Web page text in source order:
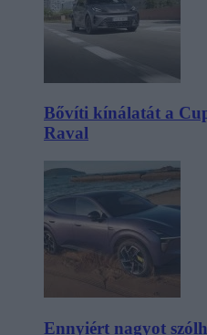
Bővíti kínálatát a
Raval
Ennyiért nagyot